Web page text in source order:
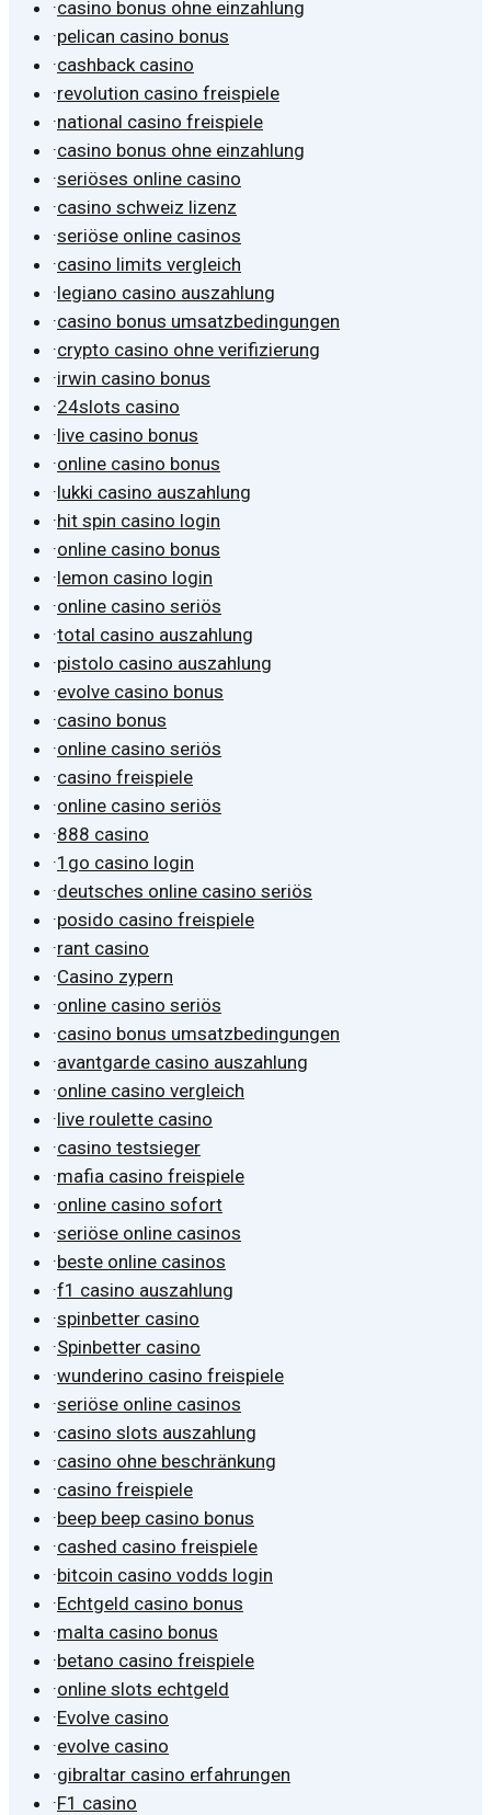
·casino bonus ohne einzahlung
·pelican casino bonus
·cashback casino
·revolution casino freispiele
·national casino freispiele
·casino bonus ohne einzahlung
·seriöses online casino
·casino schweiz lizenz
·seriöse online casinos
·casino limits vergleich
·legiano casino auszahlung
·casino bonus umsatzbedingungen
·crypto casino ohne verifizierung
·irwin casino bonus
·24slots casino
·live casino bonus
·online casino bonus
·lukki casino auszahlung
·hit spin casino login
·online casino bonus
·lemon casino login
·online casino seriös
·total casino auszahlung
·pistolo casino auszahlung
·evolve casino bonus
·casino bonus
·online casino seriös
·casino freispiele
·online casino seriös
·888 casino
·1go casino login
·deutsches online casino seriös
·posido casino freispiele
·rant casino
·Casino zypern
·online casino seriös
·casino bonus umsatzbedingungen
·avantgarde casino auszahlung
·online casino vergleich
·live roulette casino
·casino testsieger
·mafia casino freispiele
·online casino sofort
·seriöse online casinos
·beste online casinos
·f1 casino auszahlung
·spinbetter casino
·Spinbetter casino
·wunderino casino freispiele
·seriöse online casinos
·casino slots auszahlung
·casino ohne beschränkung
·casino freispiele
·beep beep casino bonus
·cashed casino freispiele
·bitcoin casino vodds login
·Echtgeld casino bonus
·malta casino bonus
·betano casino freispiele
·online slots echtgeld
·Evolve casino
·evolve casino
·gibraltar casino erfahrungen
·F1 casino